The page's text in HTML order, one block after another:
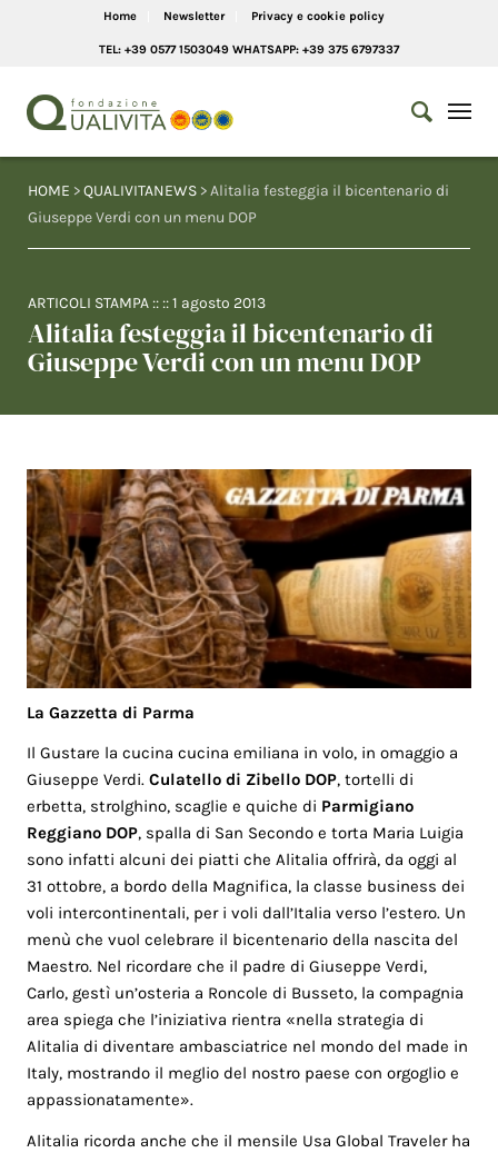
Home Newsletter Privacy e cookie policy
TEL: +39 0577 1503049 WHATSAPP: +39 375 6797337
HOME >QUALIVITANEWS > Alitalia festeggia il bicentenario di
Giuseppe Verdi con un menu DOP
ARTICOLI STAMPA :: ::1 agosto 2013
Alitalia festeggia il bicentenario di
Giuseppe Verdi con un menu DOP
La Gazzetta di Parma
Il Gustare la cucina cucina emiliana in volo, in omaggio a
Giuseppe Verdi.Culatello di Zibello DOP, tortelli di
erbetta, strolghino, scaglie e quiche di Parmigiano
Reggiano DOP, spalla di San Secondo e torta Maria Luigia
sono infatti alcuni dei piatti che Alitalia offrirà, da oggi al
31 ottobre, a bordo della Magnifica, la classe business dei
voli intercontinentali, per i voli dall’Italia verso l’estero. Un
menù che vuol celebrare il bicentenario della nascita del
Maestro. Nel ricordare che il padre di Giuseppe Verdi,
Carlo, gestì un’osteria a Roncole di Busseto, la compagnia
area spiega che l’iniziativa rientra «nella strategia di
Alitalia di diventare ambasciatrice nel mondo del made in
Italy, mostrando il meglio del nostro paese con orgoglio e
appassionatamente».
Alitalia ricorda anche che il mensile Usa Global Traveler ha